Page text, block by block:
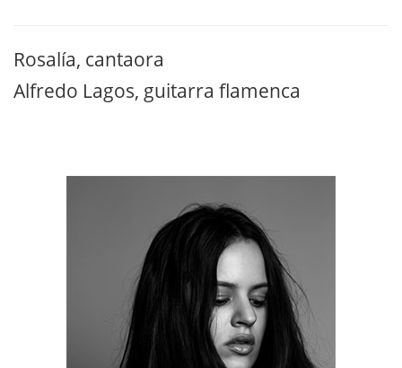
Rosalía, cantaora
Alfredo Lagos, guitarra flamenca